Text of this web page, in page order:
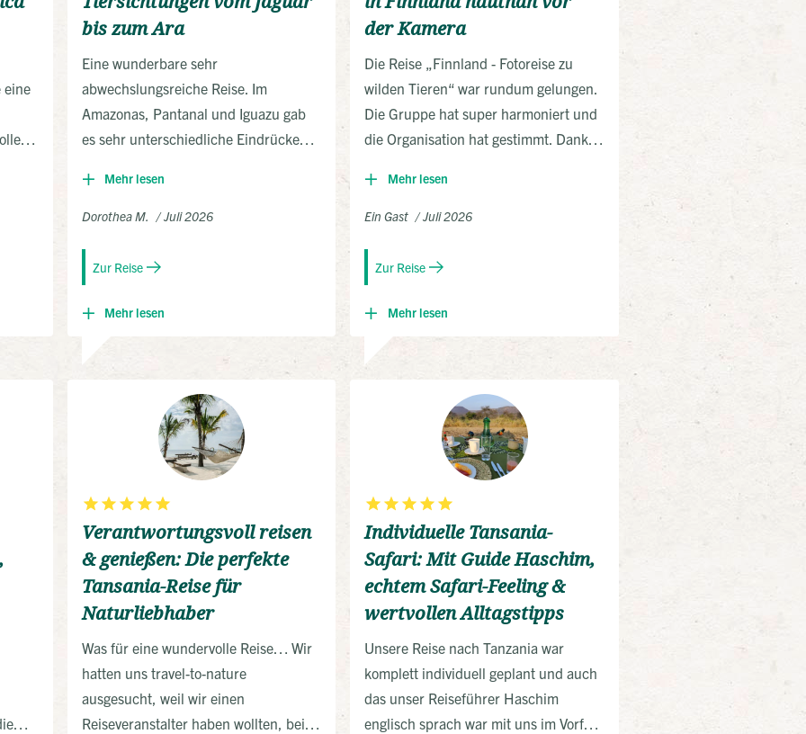
eine
bis zum Ara
Eine wunderbare sehr
abwechslungsreiche Reise. Im
Amazonas, Pantanal und Iguazu gab
es sehr unterschiedliche Eindrücke
(Aras und Tekuane u.v.m.), Kaimane,
Ameisenbären, Tapire und sogar ein
fantastisch. Durch vielen Ausflüge
zum Sonnenaufgang und -untergang,
Tagestouren mit Jeeps bzw. Booten
und auch Nachtwanderungen gab es
viele Möglichkeiten die reiche Tier-
und Pflanzenwelt zu erfahren.
Mehr lesen
Dorothea M. Juli 2026
Zur Reise
Mehr lesen
der Kamera
Die Reise „Finnland - Fotoreise zu
wilden Tieren“ war rundum gelungen.
Die Gruppe hat super harmoniert und
die Organisation hat gestimmt. Dank
Fotoguide konnten wir erstklassige
Aufnahmen von Bären, Wölfen und
waren zweckmäßig und gemütlich, die
Verpflegung durchgehend gut. Eine
absolut empfehlenswerte Tour für
Naturfotografen
Mehr lesen
Ein Gast Juli 2026
Zur Reise
Mehr lesen
Verantwortungsvoll reisen
& genießen: Die perfekte
Tansania-Reise für
Naturliebhaber
Was für eine wundervolle Reise… Wir
hatten uns travel-to-nature
ausgesucht, weil wir einen
Reiseveranstalter haben wollten, bei
Individuelle Tansania-
Safari: Mit Guide Haschim,
echtem Safari-Feeling &
wertvollen Alltagstipps
Unsere Reise nach Tanzania war
komplett individuell geplant und auch
das unser Reiseführer Haschim
englisch sprach war mit uns im Vorfeld